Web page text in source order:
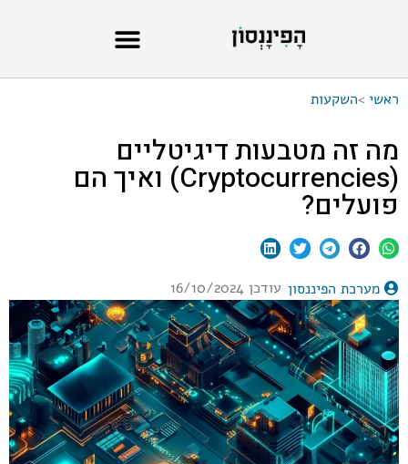
ראשי >השקעות
מה זה מטבעות דיגיטליים
(Cryptocurrencies) ואיך הם
פועלים?
מערכת הפיננסון עודכן 16/10/2024